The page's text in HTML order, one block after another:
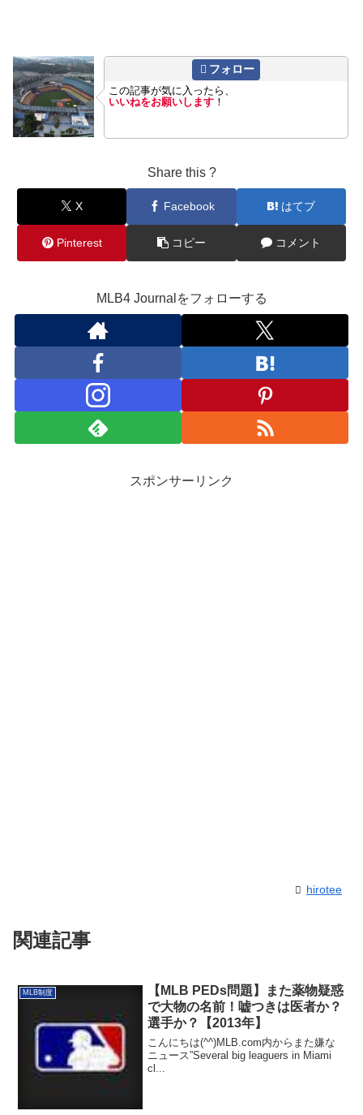
フォロー
この記事が気に入ったら、
いいねをお願いします ！
Share this ?
X Facebook はてブ
Pinterest コピー コメント
MLB4 Journalをフォローする
スポンサーリンク
hirotee
関連記事
MLB制度
【MLB PEDs問題】また薬物疑惑
で大物の名前！嘘つきは医者か？
選手か？【2013年】
こんにちは(^^)MLB.com内からまた嫌な
ニュース”Several big leaguers in Miami
cl...